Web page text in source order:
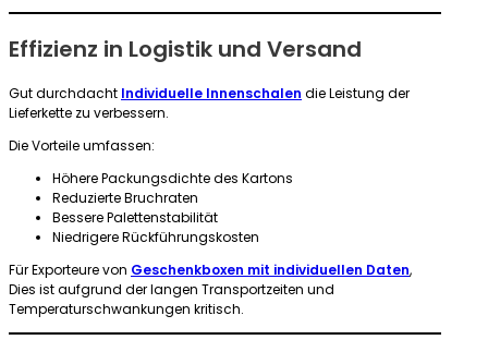
Effizienz in Logistik und Versand
Gut durchdacht Individuelle Innenschalen die Leistung der
Lieferkette zu verbessern.
Die Vorteile umfassen:
Höhere Packungsdichte des Kartons
Reduzierte Bruchraten
Bessere Palettenstabilität
Niedrigere Rückführungskosten
Für Exporteure von Geschenkboxen mit individuellen Daten,
Dies ist aufgrund der langen Transportzeiten und
Temperaturschwankungen kritisch.